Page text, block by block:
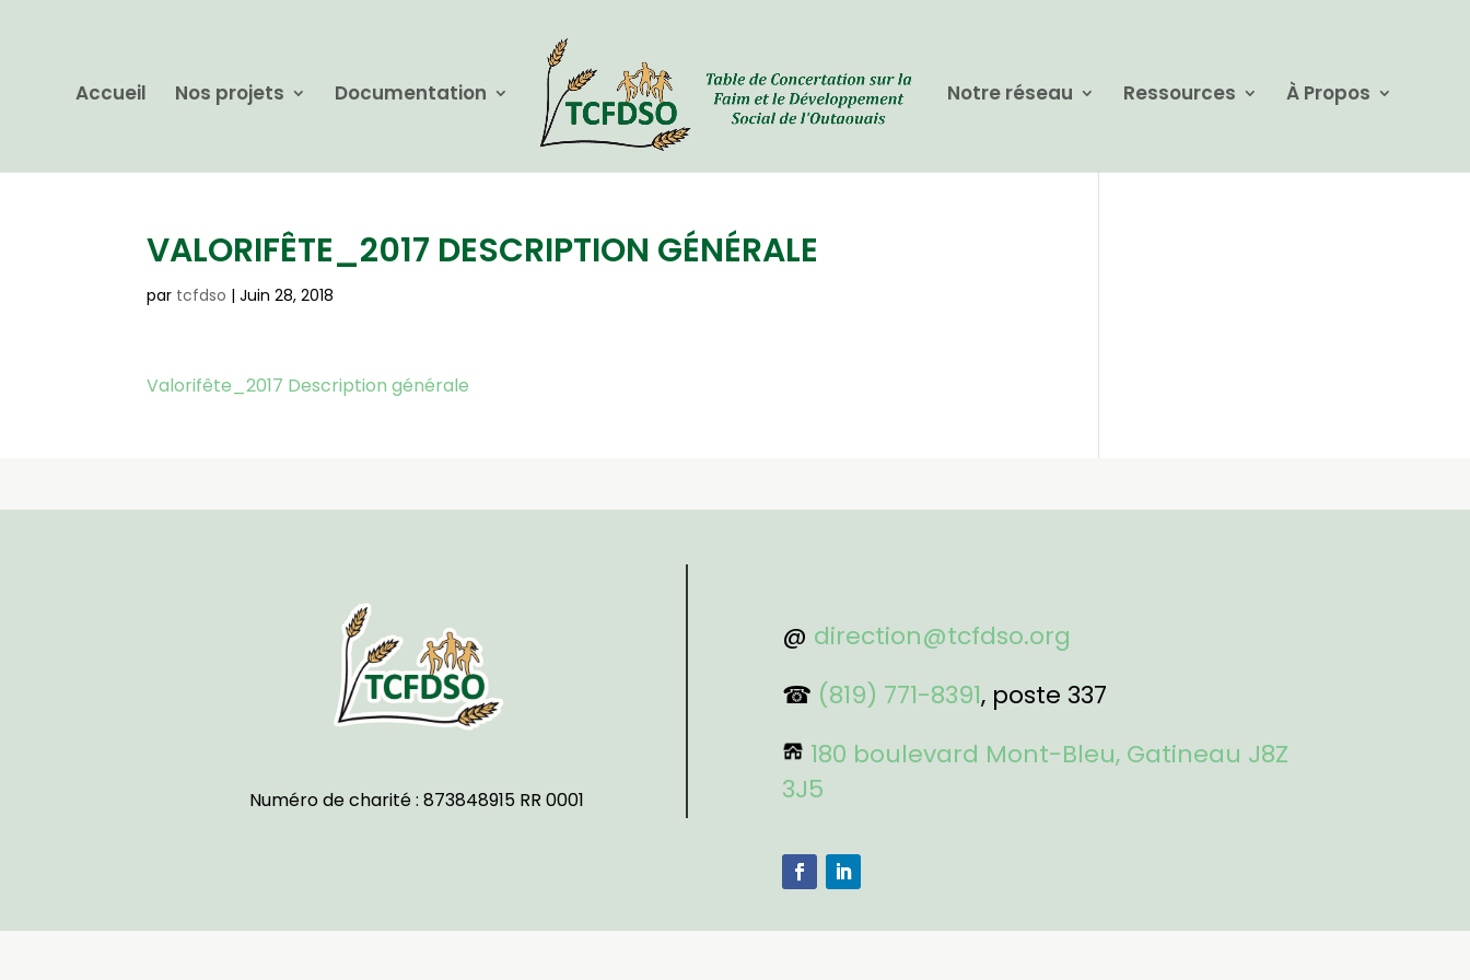
Accueil Nos projets Documentation Notre réseau Ressources À Propos
VALORIFÊTE_2017 DESCRIPTION GÉNÉRALE
par tcfdso |Juin 28, 2018
Valorifête_2017 Description générale
Numéro de charité : 873848915 RR 0001
@ direction@tcfdso.org
☎ (819) 771-8391, poste 337
180 boulevard Mont-Bleu, Gatineau J8Z
3J5